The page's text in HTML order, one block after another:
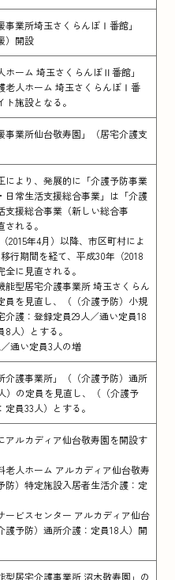
事業所埼玉さくらんぼⅠ番館」
）開設
ホーム 埼玉さくらんぼⅡ番館」
老人ホーム 埼玉さくらんぼⅠ番
施設となる。
事業所仙台敬寿園」（居宅介護支
により、発展的に「介護予防事業
日常生活支援総合事業」は「介護
支援総合事業（新しい総合事
れる。
2015年4月）以降、市区町村によ
行期間を経て、平成30年（2018
に見直される。
能型居宅介護事業所 埼玉さくらん
員を見直し、（（介護予防）小規
介護：登録定員29人／通い定員18
8人）とする。
通い定員3人の増
介護事業所」（（介護予防）通所
）の定員を見直し、（（介護予
員33人）とする。
アルカディア仙台敬寿園を開設す
老人ホーム アルカディア仙台敬寿
防）特定施設入居者生活介護：定
ービスセンター アルカディア仙台
護予防）通所介護：定員18人）開
型居宅介護事業所 沼木敬寿園」の